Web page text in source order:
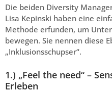
Die beiden Diversity
Lisa Kepinski haben eine
Methode erfunden, um
bewegen. Sie nennen diese
„Inklusionsschupser“.
1.) „Feel the need“ –
Erleben